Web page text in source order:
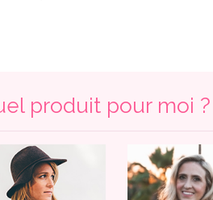
produit pour moi ?